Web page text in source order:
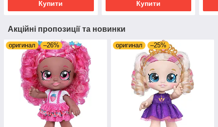
Купити Купити
Акційні пропозиції та новинки
оригинал –26% оригинал –25%